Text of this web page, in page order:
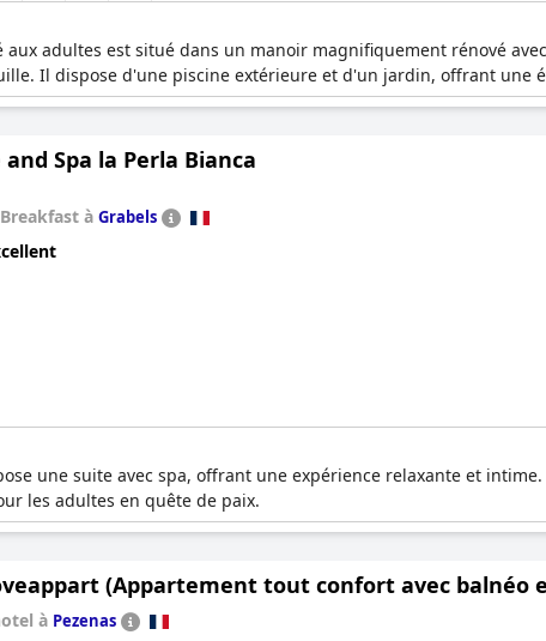
aux adultes est situé dans un manoir magnifiquement rénové
Il dispose d'une piscine extérieure et d'un jardin, offrant une
Spa la Perla Bianca
à Grabels
une suite avec spa, offrant une expérience relaxante et
les adultes en quête de paix.
(Appartement tout confort avec balnéo
à Pezenas